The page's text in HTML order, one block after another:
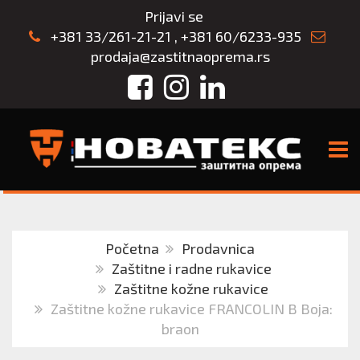
Prijavi se
+381 33/261-21-21 , +381 60/6233-935
prodaja@zastitnaoprema.rs
FacebookInstagram
LinkedIn
Početna
Prodavnica
Zaštitne i radne rukavice
Zaštitne kožne rukavice
Zaštitne kožne rukavice FRANCOLIN B Boja:
braon